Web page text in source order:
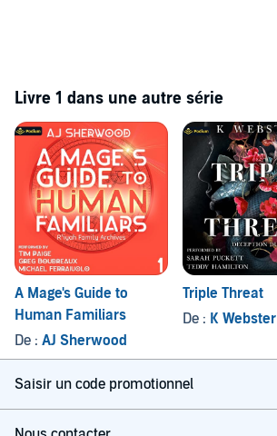
Livre 1 dans une autre série
A Mage's Guide to
Human Familiars
De : AJ Sherwood
Triple Threat
De : K Webster
Saisir un code promotionnel